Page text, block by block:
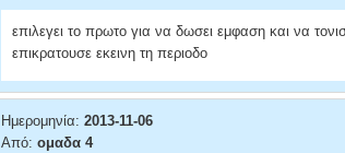
επιλεγει το πρωτο για να δωσει εμφαση και να
επικρατουσε εκεινη τη περιοδο
Ημερομηνία: 2013-11-06
Από: ομαδα 4